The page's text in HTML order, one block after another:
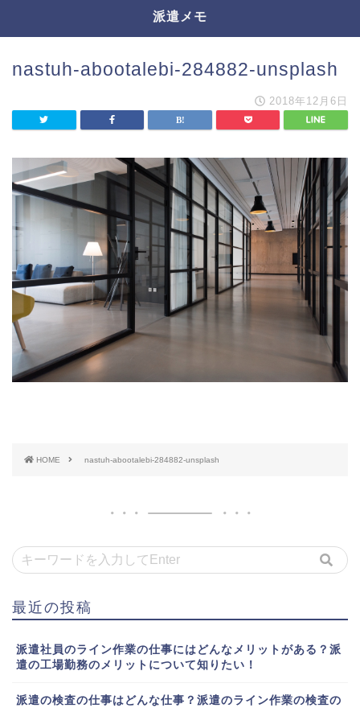
派遣メモ
nastuh-abootalebi-284882-unsplash
2018年12月6日
HOME nastuh-abootalebi-284882-unsplash
最近の投稿
派遣社員のライン作業の仕事にはどんなメリットがある？派
遣の工場勤務のメリットについて知りたい！
派遣の検査の仕事はどんな仕事？派遣のライン作業の検査の